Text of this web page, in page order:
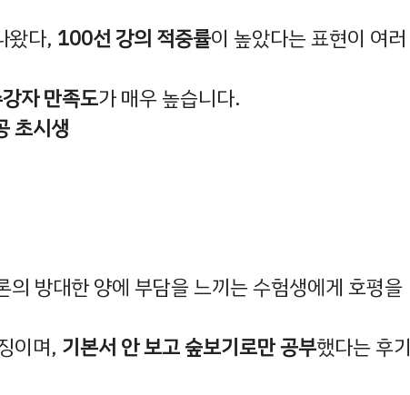
왔다, 100선 강의 적중률이 높았다는 표현이 여러
자 만족도가 매우 높습니다.
초시생
방대한 양에 부담을 느끼는 수험생에게 호평을
이며, 기본서 안 보고 숲보기로만 공부했다는 후기